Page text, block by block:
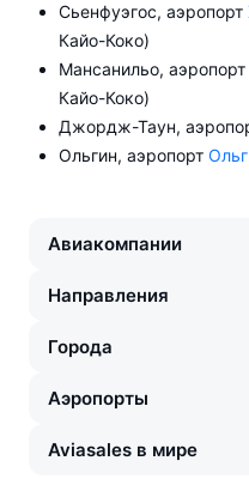
Сьенфуэгос, аэропорт
Кайо-Коко)
Мансанильо, аэропорт
Кайо-Коко)
Джордж-Таун,
Ольгин, аэропорт
Авиакомпании
Направления
Города
Аэропорты
Aviasales в мире